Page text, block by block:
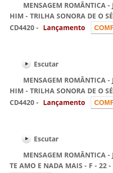
MENSAGEM ROMÂNTICA -
HIM - TRILHA SONORA DE O
CD4420 -
Escutar
MENSAGEM ROMÂNTICA -
HIM - TRILHA SONORA DE O
CD4420 -
Escutar
MENSAGEM ROMÂNTICA -
TE AMO E NADA MAIS - F - 22 -